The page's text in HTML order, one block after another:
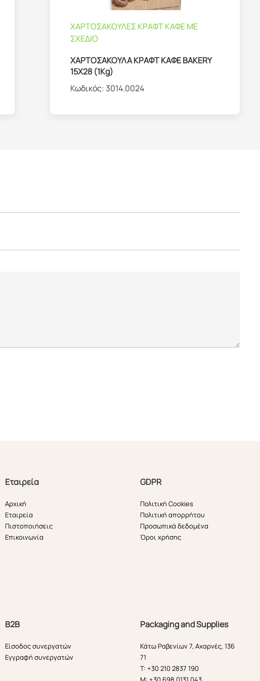
ΧΑΡΤΟΣΑΚΟΥΛΕΣ ΚΡΑΦΤ ΚΑΦΕ ΜΕ
ΣΧΕΔΙΟ
ΧΑΡΤΟΣΑΚΟΥΛΑ ΚΡΑΦΤ ΚΑΦΕ BAKERY
15X28 (1Kg)
Κωδικός: 3014.0024
Εταιρεία
Αρχική
Εταιρεία
Πιστοποιήσεις
Επικοινωνία
GDPR
Πολιτική Cookies
Πολιτική απορρήτου
Προσωπικά δεδομένα
Όροι χρήσης
B2B
Είσοδος συνεργατών
Εγγραφή συνεργατών
Packaging and Supplies
Κάτω Ραβενίων 7, Αχαρνές, 136
71
T: +30 210 2837 190